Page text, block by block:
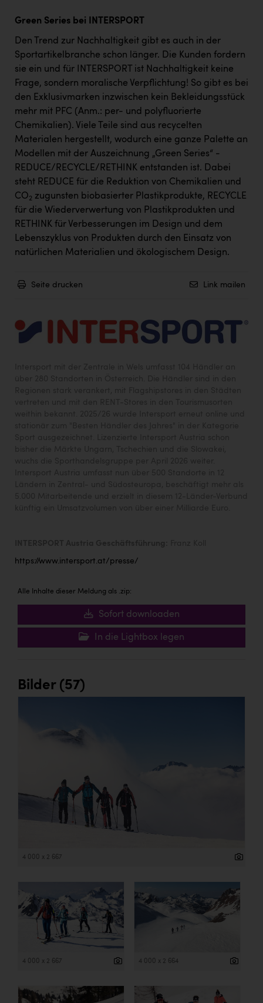
Green Series bei INTERSPORT
Den Trend zur Nachhaltigkeit gibt es auch in der
Sportartikelbranche schon länger. Die Kunden fordern
sie ein und für INTERSPORT ist Nachhaltigkeit keine
Frage, sondern moralische Verpflichtung! So gibt es bei
den Exklusivmarken inzwischen kein Bekleidungsstück
mehr mit PFC (Anm.: per- und polyfluorierte
Chemikalien). Viele Teile sind aus recycelten
Materialen hergestellt, wodurch eine ganze Palette an
Modellen mit der Auszeichnung „Green Series“ -
REDUCE/RECYCLE/RETHINK entstanden ist. Dabei
steht REDUCE für die Reduktion von Chemikalien und
CO2 zugunsten biobasierter Plastikprodukte, RECYCLE
für die Wiederverwertung von Plastikprodukten und
RETHINK für Verbesserungen im Design und dem
Lebenszyklus von Produkten durch den Einsatz von
natürlichen Materialien und ökologischem Design.
Seite drucken Link mailen
https://www.intersport.at/presse/
Alle Inhalte dieser Meldung als .zip:
Sofort downloaden
In die Lightbox legen
Bilder (57)
4 000 x 2 667
4 000 x 2 667 4 000 x 2 664